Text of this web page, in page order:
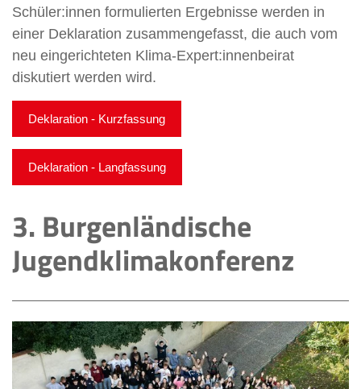
Schüler:innen formulierten Ergebnisse werden in
einer Deklaration zusammengefasst, die auch vom
neu eingerichteten Klima-Expert:innenbeirat
diskutiert werden wird.
Deklaration - Kurzfassung
Deklaration - Langfassung
3. Burgenländische
Jugendklimakonferenz